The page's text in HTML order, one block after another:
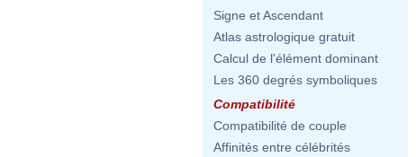
Signe et Ascendant
Atlas astrologique gratuit
Calcul de l'élément dominant
Les 360 degrés symboliques
Compatibilité
Compatibilité de couple
Affinités entre célébrités